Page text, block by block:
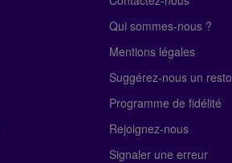
Qui sommes-nous ?
Mentions légales
Suggérez-nous un resto
Programme de fidélité
Rejoignez-nous
Signaler une erreur